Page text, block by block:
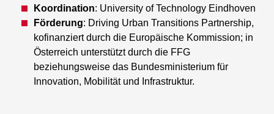
Koordination: University of Technology Eindhoven
Förderung: Driving Urban Transitions Partnership,
kofinanziert durch die Europäische Kommission; in
Österreich unterstützt durch die FFG
beziehungsweise das Bundesministerium für
Innovation, Mobilität und Infrastruktur.